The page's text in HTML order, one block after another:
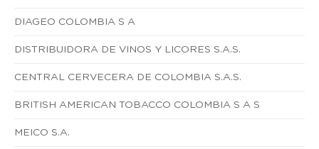
DIAGEO COLOMBIA S A
DISTRIBUIDORA DE VINOS Y LICORES S.A.S.
CENTRAL CERVECERA DE COLOMBIA S.A.S.
BRITISH AMERICAN TOBACCO COLOMBIA S A S
MEICO S.A.